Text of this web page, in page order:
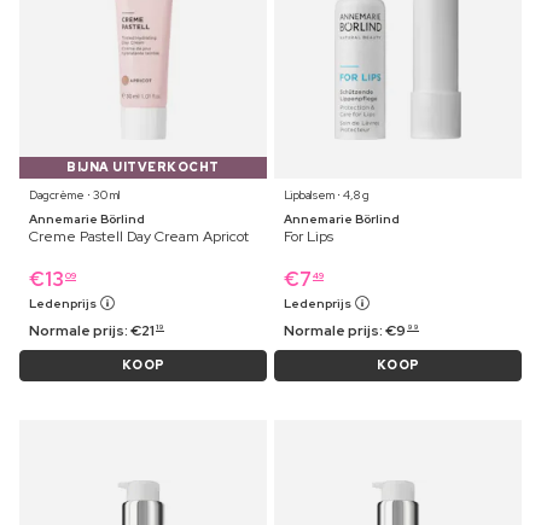
BIJNA UITVERKOCHT
Dagcrème ⋅ 30 ml
Annemarie Börlind
Creme Pastell Day Cream Apricot
€13 09
Ledenprijs
Normale prijs:€21 19
KOOP
Lipbalsem ⋅ 4,8 g
Annemarie Börlind
For Lips
€7 49
Ledenprijs
Normale prijs:€9 99
KOOP